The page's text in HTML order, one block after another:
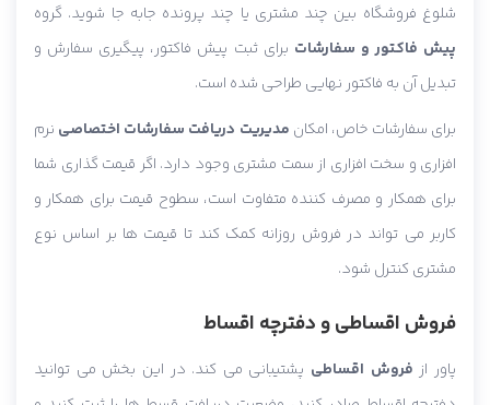
شلوغ فروشگاه بین چند مشتری یا چند پرونده جابه جا شوید. گروه
پیش فاکتور و سفارشات برای ثبت پیش فاکتور، پیگیری سفارش و
تبدیل آن به فاکتور نهایی طراحی شده است.
برای سفارشات خاص، امکان مدیریت دریافت سفارشات اختصاصی نرم
افزاری و سخت افزاری از سمت مشتری وجود دارد. اگر قیمت گذاری شما
برای همکار و مصرف کننده متفاوت است، سطوح قیمت برای همکار و
کاربر می تواند در فروش روزانه کمک کند تا قیمت ها بر اساس نوع
مشتری کنترل شود.
فروش اقساطی و دفترچه اقساط
پاور از فروش اقساطی پشتیبانی می کند. در این بخش می توانید